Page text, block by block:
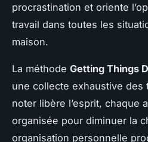
procrastination et oriente
travail dans toutes les
maison.
La méthode Getting Things
une collecte exhaustive des
noter libère l’esprit, chaque
organisée pour diminuer la
organisation personnelle